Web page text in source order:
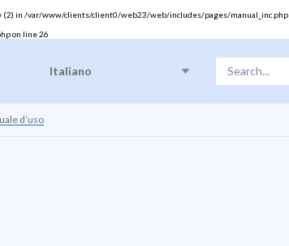
(2) in /var/www/clients/client0/web23/web/includes/pages/manual_inc.php
on line26
Italiano
d’uso